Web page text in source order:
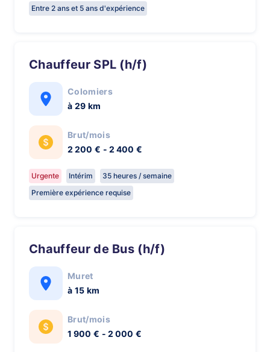
Entre 2 ans et 5 ans d'expérience
Chauffeur SPL (h/f)
Colomiers
à 29 km
Brut/mois
2 200 € - 2 400 €
Urgente Intérim
35 heures / semaine
Première expérience requise
Chauffeur de Bus (h/f)
Muret
à 15 km
Brut/mois
1 900 € - 2 000 €